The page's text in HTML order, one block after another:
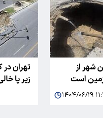
شهر از
است
۰۶/۲۹ ۱۱:۱۷
تهران
زیر پا